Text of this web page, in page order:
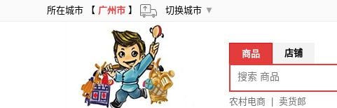
所在城市 【 广州市 】 切换城市 ▼
商品 店铺
农村电商 卖货郎